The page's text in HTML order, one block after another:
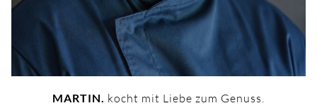
MARTIN. kocht mit Liebe zum Genuss.